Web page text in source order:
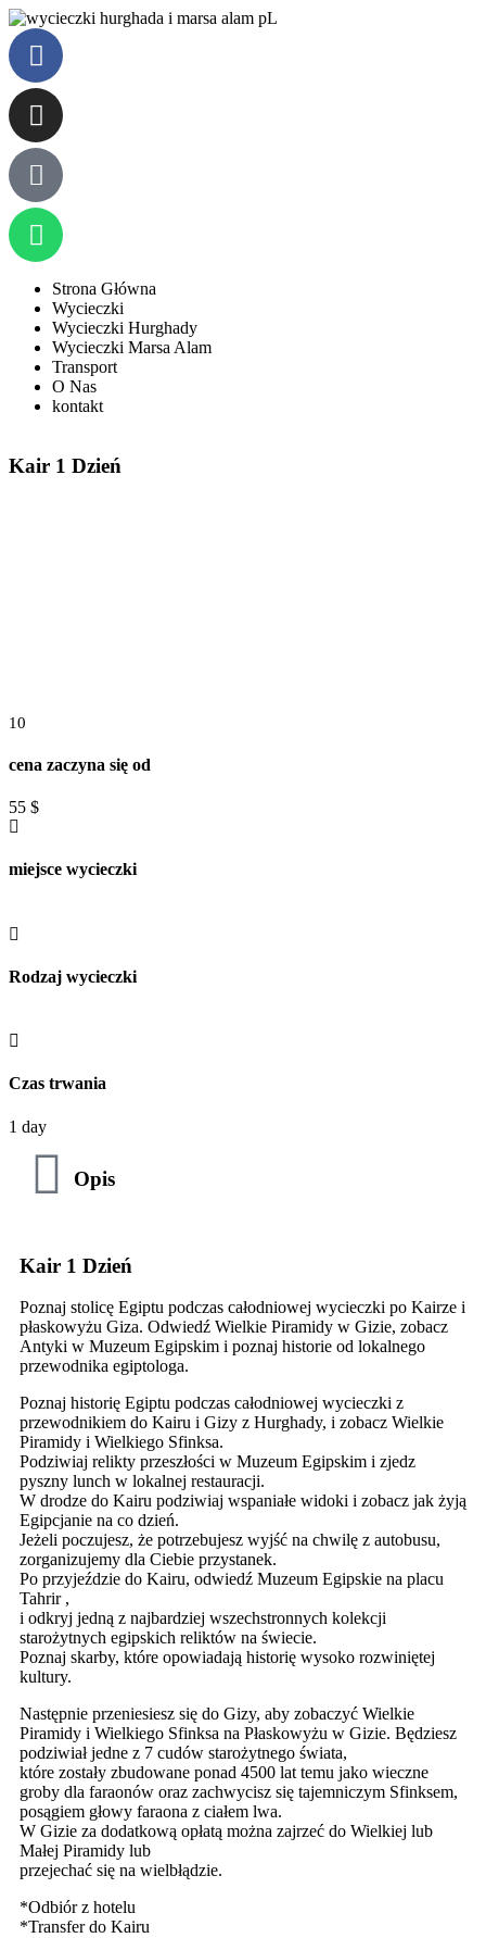
Strona Główna
Wycieczki
Wycieczki Hurghady
Wycieczki Marsa Alam
Transport
O Nas
kontakt
Kair 1 Dzień
10
cena zaczyna się od
55 $
miejsce wycieczki
Rodzaj wycieczki
Czas trwania
1 day
Opis
Kair 1 Dzień
Poznaj stolicę Egiptu podczas całodniowej wycieczki po Kairze i
płaskowyżu Giza. Odwiedź Wielkie Piramidy w Gizie, zobacz
Antyki w Muzeum Egipskim i poznaj historie od lokalnego
przewodnika egiptologa.
Poznaj historię Egiptu podczas całodniowej wycieczki z
przewodnikiem do Kairu i Gizy z Hurghady, i zobacz Wielkie
Piramidy i Wielkiego Sfinksa.
Podziwiaj relikty przeszłości w Muzeum Egipskim i zjedz
pyszny lunch w lokalnej restauracji.
W drodze do Kairu podziwiaj wspaniałe widoki i zobacz jak żyją
Egipcjanie na co dzień.
Jeżeli poczujesz, że potrzebujesz wyjść na chwilę z autobusu,
zorganizujemy dla Ciebie przystanek.
Po przyjeździe do Kairu, odwiedź Muzeum Egipskie na placu
Tahrir ,
i odkryj jedną z najbardziej wszechstronnych kolekcji
starożytnych egipskich reliktów na świecie.
Poznaj skarby, które opowiadają historię wysoko rozwiniętej
kultury.
Następnie przeniesiesz się do Gizy, aby zobaczyć Wielkie
Piramidy i Wielkiego Sfinksa na Płaskowyżu w Gizie. Będziesz
podziwiał jedne z 7 cudów starożytnego świata,
które zostały zbudowane ponad 4500 lat temu jako wieczne
groby dla faraonów oraz zachwycisz się tajemniczym Sfinksem,
posągiem głowy faraona z ciałem lwa.
W Gizie za dodatkową opłatą można zajrzeć do Wielkiej lub
Małej Piramidy lub
przejechać się na wielbłądzie.
*Odbiór z hotelu
*Transfer do Kairu